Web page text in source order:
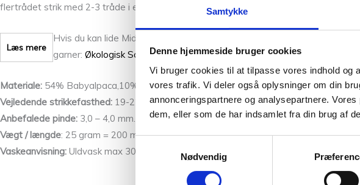
Samtykke
Denne hjemmeside bruger cookies
Vi bruger cookies til at tilpasse vores indhold og
vores trafik. Vi deler også oplysninger om din
annonceringspartnere og analysepartnere.
dem, eller som de har indsamlet fra din brug af
Nødvendig
flertrådet strik med 2-3 tråde i ens farver eller i flere farver for at skabe dit helt
Læs mere
Hvis du kan lide Midnatssol Mørkegrå 9540 fra
vil du
garner: Økologisk Sommeruld, Økologisk Hverdagsuld,Snefnug
Materiale: 54% Babyalpaca,10% Merinould og 36% Tencel.
Vejledende strikkefasthed: 19-22 masker x 30-36 pinde i 1 tråd på pind 3.
Anbefalede pinde: 3,0 – 4,0 mm.
Vægt / længde: 25 gram = 200 meter.
Vaskeanvisning: Uldvask max 30°C eller håndvask med og tørres fladt.